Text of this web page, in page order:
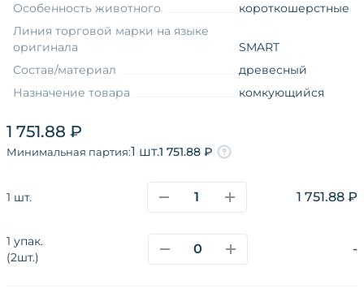
1 751.88 ₽
Минимальная партия:1 шт.1 751.88 ₽
1 шт. 1 751.88 ₽
1 упак.
(2шт.)
-
Особенность животного
короткошерстные
Линия торговой марки на языке
оригинала
SMART
Состав/материал
древесный
Назначение товара
комкующийся
Вид упаковки
Форма товара
Измерение товара